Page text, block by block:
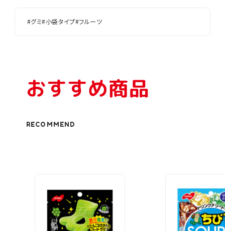
#グミ#小袋タイプ#フルーツ
おすすめ商品
RECOMMEND